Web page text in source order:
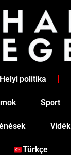
Helyi politika
Sport
Vidék
Türkçe